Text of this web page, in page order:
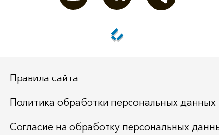
Правила сайта
Политика обработки персональных данных
Согласие на обработку персональных